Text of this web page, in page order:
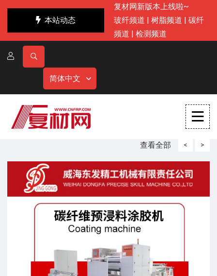
本站动态
复材网新版本上线啦~
玻纤频道 | 树脂频道 | 碳纤
频道 | 检测频道
简体中文
查看全部 < >